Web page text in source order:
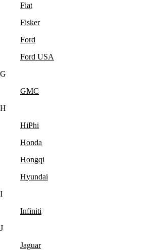
Fiat
Fisker
Ford
Ford USA
G
GMC
H
HiPhi
Honda
Hongqi
Hyundai
I
Infiniti
J
Jaguar